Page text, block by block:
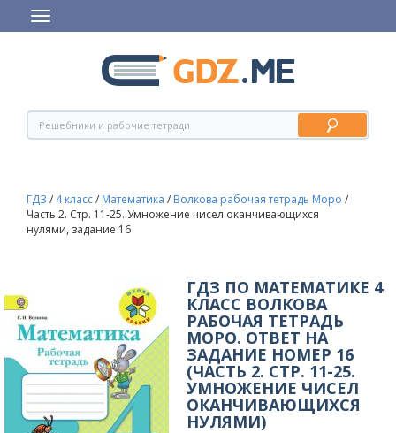
ГДЗ / 4 класс/ Математика / Волкова рабочая тетрадь Моро /
Часть 2. Стр. 11-25. Умножение чисел оканчивающихся
нулями, задание 16
ГДЗ ПО МАТЕМАТИКЕ 4
КЛАСС ВОЛКОВА
РАБОЧАЯ ТЕТРАДЬ
МОРО. ОТВЕТ НА
ЗАДАНИЕ НОМЕР 16
(ЧАСТЬ 2. СТР. 11-25.
УМНОЖЕНИЕ ЧИСЕЛ
ОКАНЧИВАЮЩИХСЯ
НУЛЯМИ)